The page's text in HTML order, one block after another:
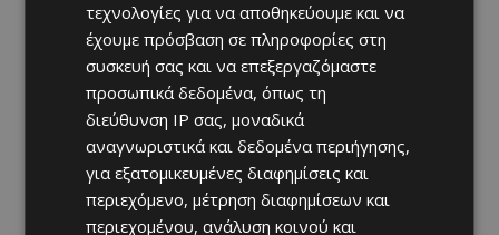
Παρίσι και Λευκωσία βρίσκονται σε ανοιχτή γραμμή
επικοινωνίας.
Δεν αποκλείεται ενίσχυση ναυτικής παρουσίας στην
Ανατολική Μεσόγειο.
Σε ευρωπαϊκό επίπεδο συζητείται το πλαίσιο
συντονισμένης αντίδρασης σε περίπτωση περαιτέρω
κλιμάκωσης.
τεχνολογίες για να αποθηκεύουμε και να
έχουμε πρόσβαση σε πληροφορίες στη
συσκευή σας και να επεξεργαζόμαστε
προσωπικά δεδομένα, όπως τη
διεύθυνση IP σας, μοναδικά
αναγνωριστικά και δεδομένα περιήγησης,
για εξατομικευμένες διαφημίσεις και
περιεχόμενο, μέτρηση διαφημίσεων και
περιεχομένου, ανάλυση κοινού και